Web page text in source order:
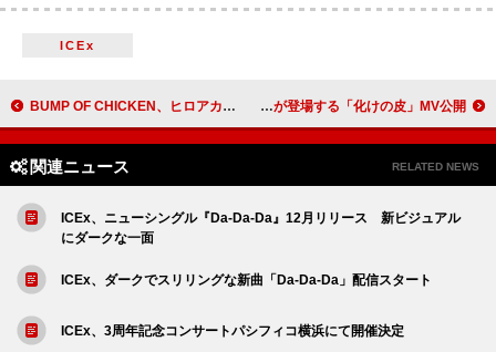
ICEx
BUMP OF CHICKEN、ヒロアカづくしのニューシングル『I』限定盤の展開図解禁 MAISONdes、こぼ・かなえる＆重音テトが登場する「化けの皮」MV公開
関連ニュース RELATED NEWS
ICEx、ニューシングル『Da-Da-Da』12月リリース 新ビジュアル
にダークな一面
ICEx、ダークでスリリングな新曲「Da-Da-Da」配信スタート
ICEx、3周年記念コンサートパシフィコ横浜にて開催決定